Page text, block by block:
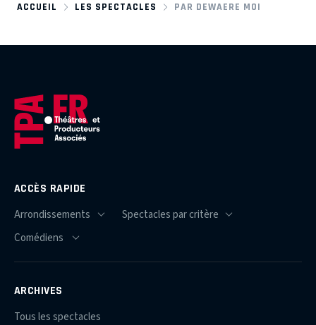
ACCUEIL LES SPECTACLES PAR DEWAERE MOI
ACCÈS RAPIDE
ARCHIVES
Tous les spectacles